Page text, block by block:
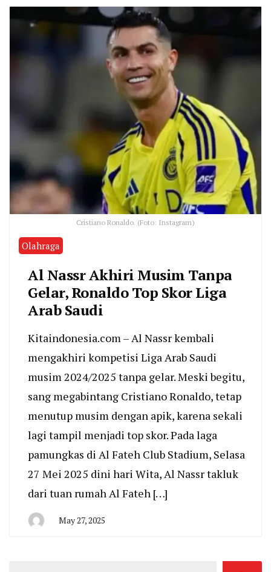
Cristiano Ronaldo. (Foto: Instagram)
Olahraga
Al Nassr Akhiri Musim Tanpa
Gelar, Ronaldo Top Skor Liga
Arab Saudi
Kitaindonesia.com – Al Nassr kembali
mengakhiri kompetisi Liga Arab Saudi
musim 2024/2025 tanpa gelar. Meski begitu,
sang megabintang Cristiano Ronaldo, tetap
menutup musim dengan apik, karena sekali
lagi tampil menjadi top skor. Pada laga
pamungkas di Al Fateh Club Stadium, Selasa
27 Mei 2025 dini hari Wita, Al Nassr takluk
dari tuan rumah Al Fateh […]
May 27, 2025